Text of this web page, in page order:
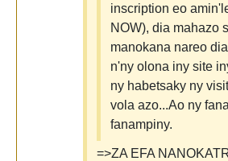
inscription eo
NOW), dia mahazo
manokana nareo
n'ny olona iny site
ny habetsaky ny
vola azo...Ao ny
fanampiny.
=>ZA EFA